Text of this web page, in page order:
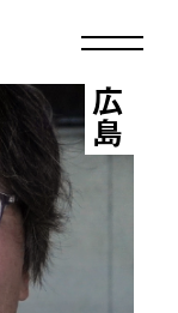
広島